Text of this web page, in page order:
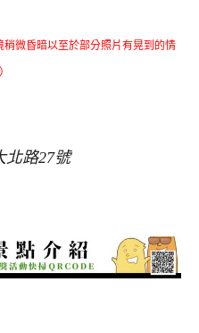
微昏暗以至於部分照片有晃到的情
北路27號